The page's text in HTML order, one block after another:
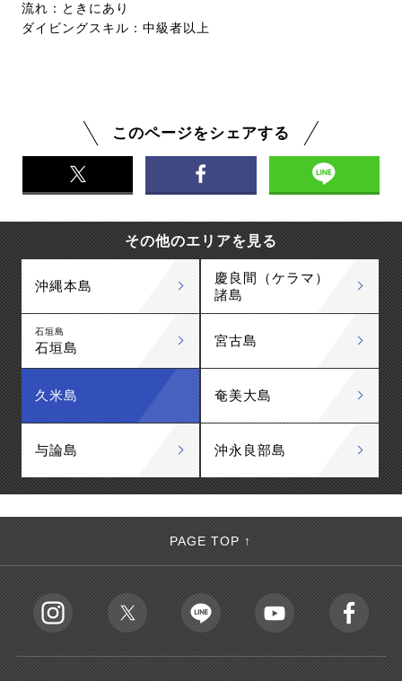
流れ：ときにあり
ダイビングスキル：中級者以上
このページをシェアする
その他のエリアを見る
沖縄本島
慶良間（ケラマ）
諸島
石垣島
石垣島 宮古島
久米島 奄美大島
与論島 沖永良部島
PAGE TOP ↑